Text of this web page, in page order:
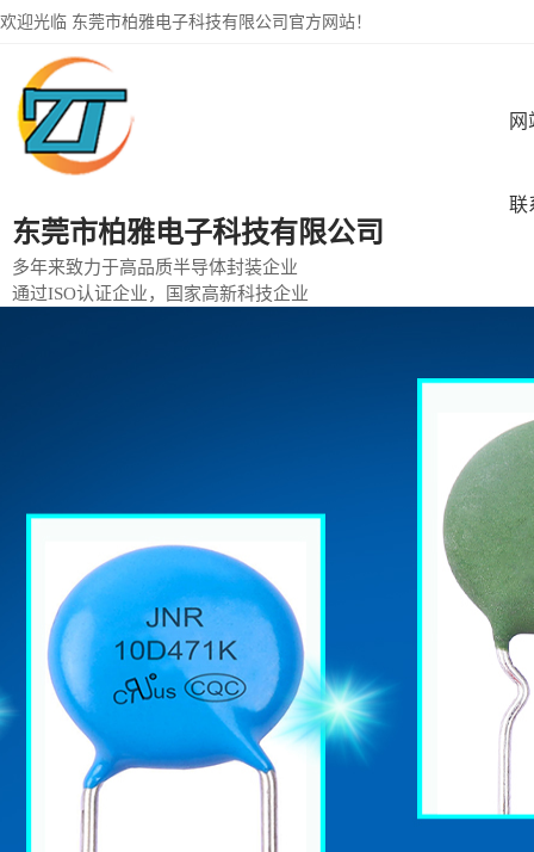
欢迎光临 东莞市柏雅电子科技有限公司官方网站！
东莞市柏雅电子科技有限公司
多年来致力于高品质半导体封装企业
通过ISO认证企业，国家高新科技企业
网
联